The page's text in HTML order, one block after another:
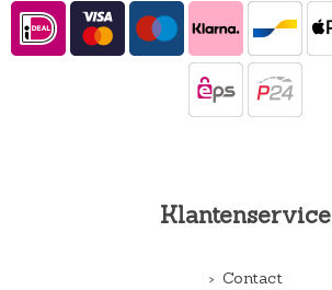
Klantenservice
Contact